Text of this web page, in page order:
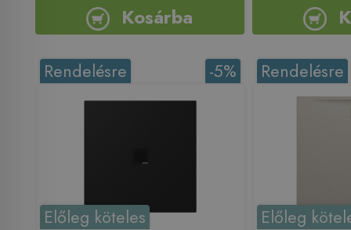
Kosárba
-5%
Rendelésre
Előleg köteles
Rendelésre
Előleg